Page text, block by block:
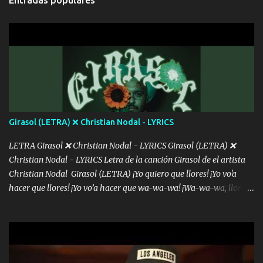
intentas rimar Pobre payaso que usa a todo el mundo pa' conectar
con la gente Dices "Latino Gang" pero pisas a to'a tu gente Pa’ dar
menos se prudente Hoy me sabe a mierda, traigo un Balvin en los
dientes Por falta de empatía le toca ser resiliente ¿Acaso eres
consciente de los followers que mueves? Parcerito, abre los ojos y
ve el poder que tienes Otro chiste malo son los nombres de tus
álbum's "José, vibras colores con la energía del diablo " ¿Si ...
Girasol (LETRA) ❌ Christian Nodal - LYRICS
LETRA Girasol ❌ Christian Nodal - LYRICS Girasol (LETRA) ❌
Christian Nodal - LYRICS Letra de la canción Girasol de el artista
Christian Nodal Girasol (LETRA) ¡Yo quiero que llores! ¡Yo vo'a
hacer que llores! ¡Yo vo’a hacer que wa-wa-wa! ¡Wa-wa-wa, llores!
intentas rimar Pobre payaso que usa a todo el mundo pa' conectar
con la gente Dices "Latino Gang" pero pisas a to'a tu gente Pa’ dar